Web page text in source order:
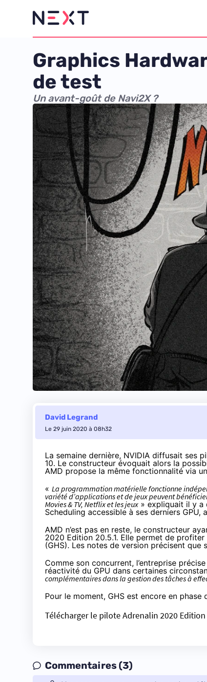
Graphics
de test
Un avant-goût de Navi2X ?
David Legrand
Le 29 juin 2020 à 08h32
La semaine dernière, NVIDIA diffusait ses
10. Le constructeur évoquait alors la
AMD propose la même fonctionnalité via
« La programmation matérielle fonctionne
variété d’applications et de jeux peuvent
Movies & TV, Netflix et les jeux» expliquait il y a
Scheduling accessible à ses derniers
AMD n’est pas en reste, le constructeur
2020 Edition 20.5.1. Elle permet de
(GHS). Les notes de version précisent que
Comme son concurrent, l’entreprise
réactivité du GPU dans certaines
complémentaires dans la gestion des tâches à
Pour le moment, GHS est encore en phase
Télécharger le pilote Adrenalin 2020 Edition
Commentaires (3)